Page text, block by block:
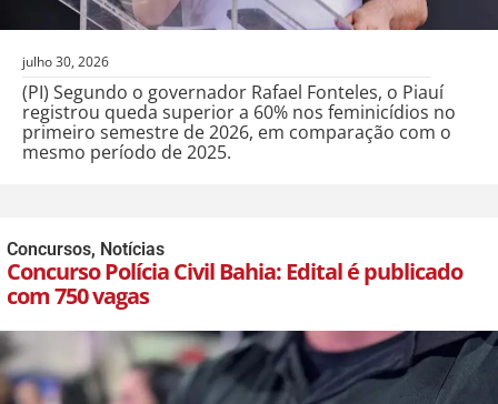
julho 30, 2026
(PI) Segundo o governador Rafael Fonteles, o Piauí
registrou queda superior a 60% nos feminicídios no
primeiro semestre de 2026, em comparação com o
mesmo período de 2025.
Concursos, Notícias
Concurso Polícia Civil Bahia: Edital é publicado
com 750 vagas